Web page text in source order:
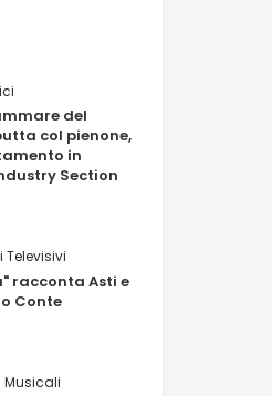
del
col pienone,
in
Section
Televisivi
racconta Asti e
Conte
Musicali